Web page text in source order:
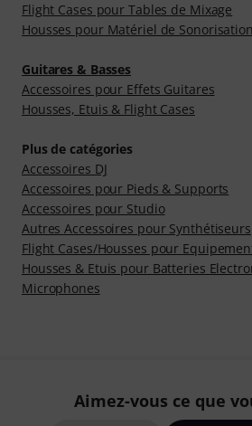
Flight Cases pour Tables de Mixage
Housses pour Matériel de Sonorisation
Guitares & Basses
Accessoires pour Effets Guitares
Housses, Etuis & Flight Cases
Plus de catégories
Accessoires DJ
Accessoires pour Pieds & Supports
Accessoires pour Studio
Autres Accessoires pour Synthétiseurs
Flight Cases/Housses pour
Housses & Etuis pour Batteries
Microphones
Aimez-vous ce que